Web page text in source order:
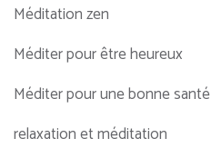
Méditation zen
Méditer pour être heureux
Méditer pour une bonne santé
relaxation et méditation